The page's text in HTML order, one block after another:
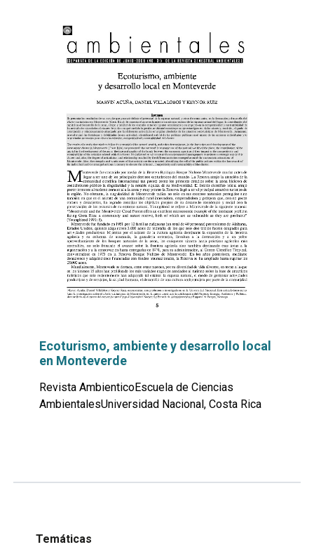
Ecoturismo, ambiente y desarrollo local
en Monteverde
Revista AmbienticoEscuela de Ciencias
AmbientalesUniversidad Nacional, Costa Rica
Temáticas